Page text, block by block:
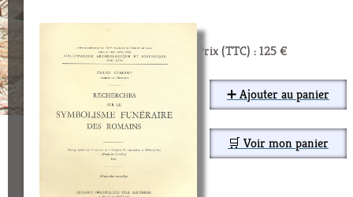
Prix (TTC) : 125 €
➕ Ajouter au panier
🛒 Voir mon panier